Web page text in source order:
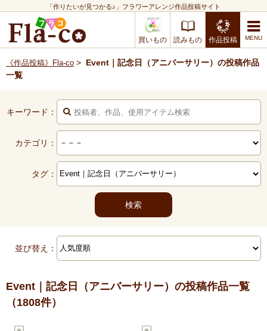
「作りたいが見つかる♪」フラワーアレンジ作品投稿サイト
買いもの 読みもの 作品投稿
《作品投稿》Fla-co > Event｜記念日（アニバーサリー）の投稿作品
一覧
キーワード：
カテゴリ：
タグ：
並び替え：
Event｜記念日（アニバーサリー）の投稿作品一覧
（1808件）